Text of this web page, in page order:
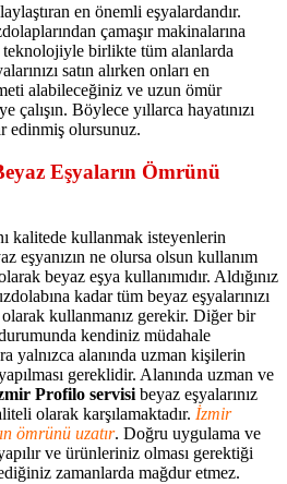
en önemli eşyalardandır.
çamaşır makinalarına
birlikte tüm alanlarda
satın alırken onları en
alabileceğiniz ve uzun ömür
çalışın. Böylece yıllarca hayatınızı
edinmiş olursunuz.
Eşyaların Ömrünü
kalitede kullanmak isteyenlerin
eşyanızın ne olursa olsun kullanım
beyaz eşya kullanımıdır. Aldığınız
kadar tüm beyaz eşyalarınızı
kullanmanız gerekir. Diğer bir
kendiniz müdahale
yalnızca alanında uzman kişilerin
gereklidir. Alanında uzman ve
Profilo servisi beyaz eşyalarınız
olarak karşılamaktadır. İzmir
ömrünü uzatır. Doğru uygulama ve
ve ürünleriniz olması gerektiği
zamanlarda mağdur etmez.